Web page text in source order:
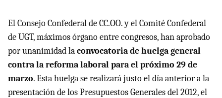
El Consejo Confederal de CC.OO. y el Comité Confederal
deUGT, máximos órgano entre congresos, han aprobado
por unanimidad laconvocatoria de huelga general
contra la reforma laboral para el próximo 29 de
marzo. Esta huelga se realizará justo el día anterior a la
presentación de los Presupuestos Generales del 2012, el